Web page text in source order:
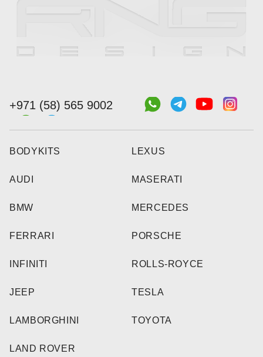
+971 (58) 565 9002
BODYKITS
AUDI
BMW
FERRARI
INFINITI
JEEP
LAMBORGHINI
LAND ROVER
LEXUS
MASERATI
MERCEDES
PORSCHE
ROLLS-ROYCE
TESLA
TOYOTA